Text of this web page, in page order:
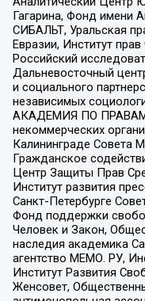
Гагарина, Фонд имени
СИБАЛЬТ, Уральская
Евразии, Институт
Российский
Дальневосточный
и социального
независимых
АКАДЕМИЯ ПО ПРАВАМ
некоммерческих
Калининграде Совета
Гражданское
Центр Защиты Прав
Институт развития
Санкт-Петербурге
Фонд поддержки
Человек и Закон,
наследия академика
агентство МЕМО. РУ,
Институт Развития
Женсовет,